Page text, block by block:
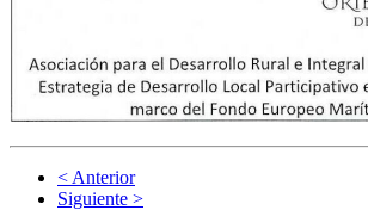
< Anterior
Siguiente >